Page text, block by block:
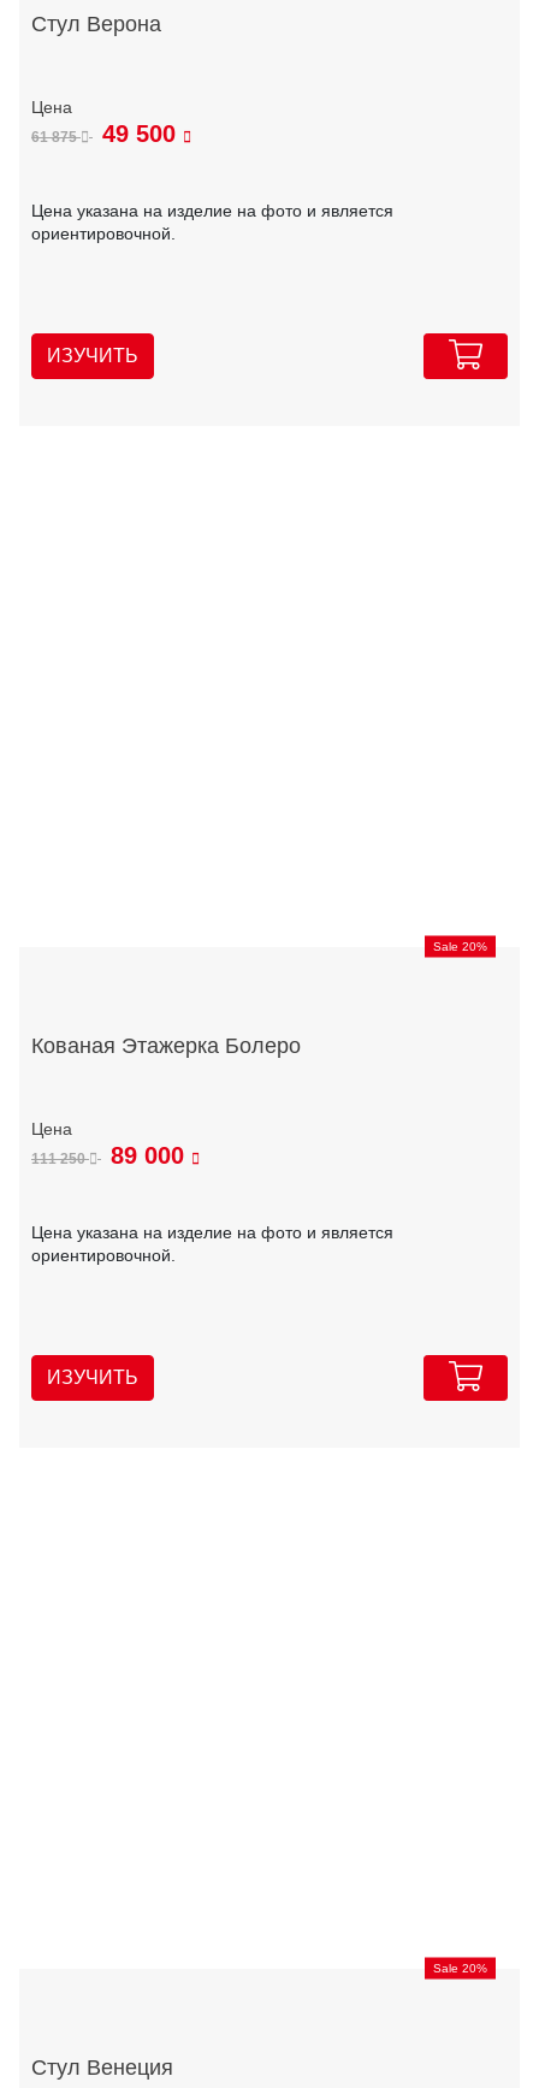
Стул Верона
61 875 49 500
Цена указана на изделие на фото и является
ориентировочной.
ИЗУЧИТЬ
Sale 20%
Кованая Этажерка Болеро
111 250 89 000
Цена указана на изделие на фото и является
ориентировочной.
ИЗУЧИТЬ
Sale 20%
Стул Венеция